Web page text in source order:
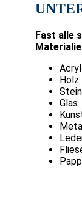
Fast alle
Holz
Stein
Glas